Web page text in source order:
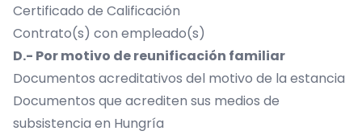
Certificado de Calificación
Contrato(s) con empleado(s)
D.- Por motivo de reunificación familiar
Documentos acreditativos del motivo de la estancia
Documentos que acrediten sus medios de
subsistencia en Hungría